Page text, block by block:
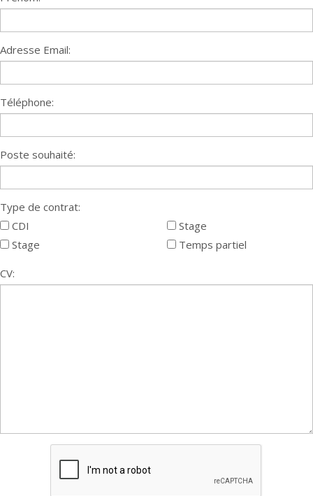
Adresse Email:
Téléphone:
Poste souhaité:
Type de contrat:
CDI
Stage
Stage
Temps partiel
CV: